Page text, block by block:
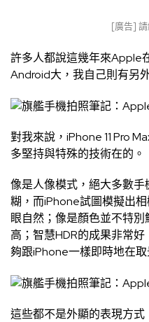
[廣告]
許多人都說這幾年來Apple
Android大，我自己則有另
對我來說，iPhone 11 Pro
多堅持與特殊的技術在的。
像是人像模式，絕大多數
糊，而iPhone試圖模擬出
眼自然；像是顏色並不特
高；智慧HDR的成果非常
夠跟iPhone一樣即時地在
這些都不是外顯的表現方